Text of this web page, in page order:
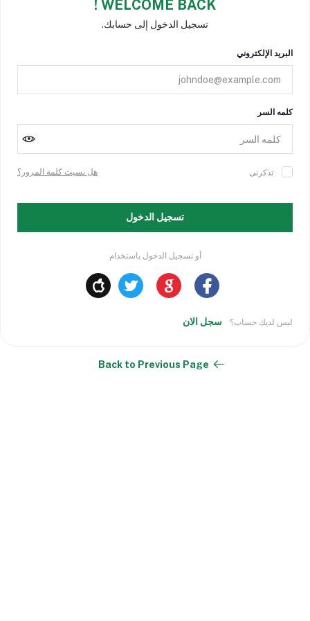
WELCOME BACK !
تسجيل الدخول إلى حسابك.
البريد الإلكتروني
كلمه السر
تذكرنى هل نسيت كلمة المرور؟
تسجيل الدخول
أو تسجيل الدخول باستخدام
ليس لديك حساب؟ سجل الان
Back to Previous Page